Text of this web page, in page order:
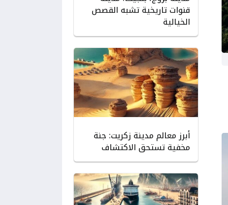
قنوات تاريخية تشبه القصص
الخيالية
أبرز معالم مدينة زكريت: جنة
مخفية تستحق الاكتشاف